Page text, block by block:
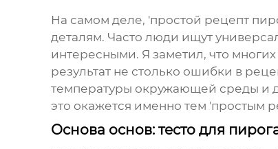
На самом деле, 'простой рецепт
деталям. Часто люди ищут
интересными. Я заметил, что
результат не столько ошибки в
температуры окружающей среды и
это окажется именно тем 'простым
Основа основ: тесто для